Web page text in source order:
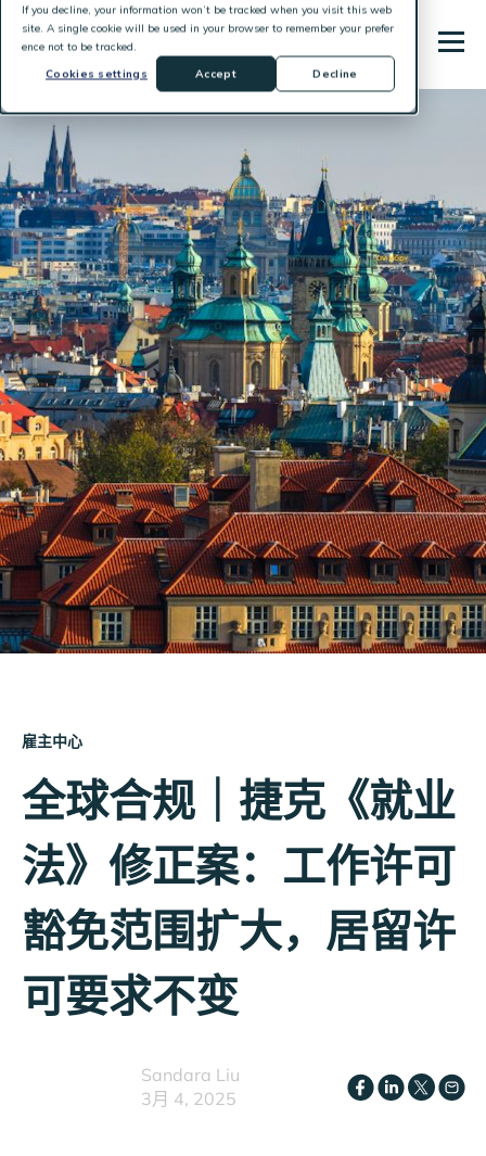
If you decline, your information won’t be tracked when you visit this web
site. A single cookie will be used in your browser to remember your prefer
ence not to be tracked.
Cookies settings
Accept Decline
雇主中心
全球合规｜捷克《就业
法》修正案：工作许可
豁免范围扩大，居留许
可要求不变
Sandara Liu
3月 4, 2025